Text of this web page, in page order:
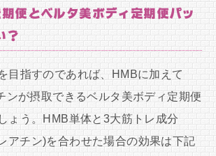
便とベルタ美ボディ定期便パッ
？
目指すのであれば、HMBに加えて
ンが摂取できるベルタ美ボディ定期便
ょう。HMB単体と3大筋トレ成分
アチン)を合わせた場合の効果は下記